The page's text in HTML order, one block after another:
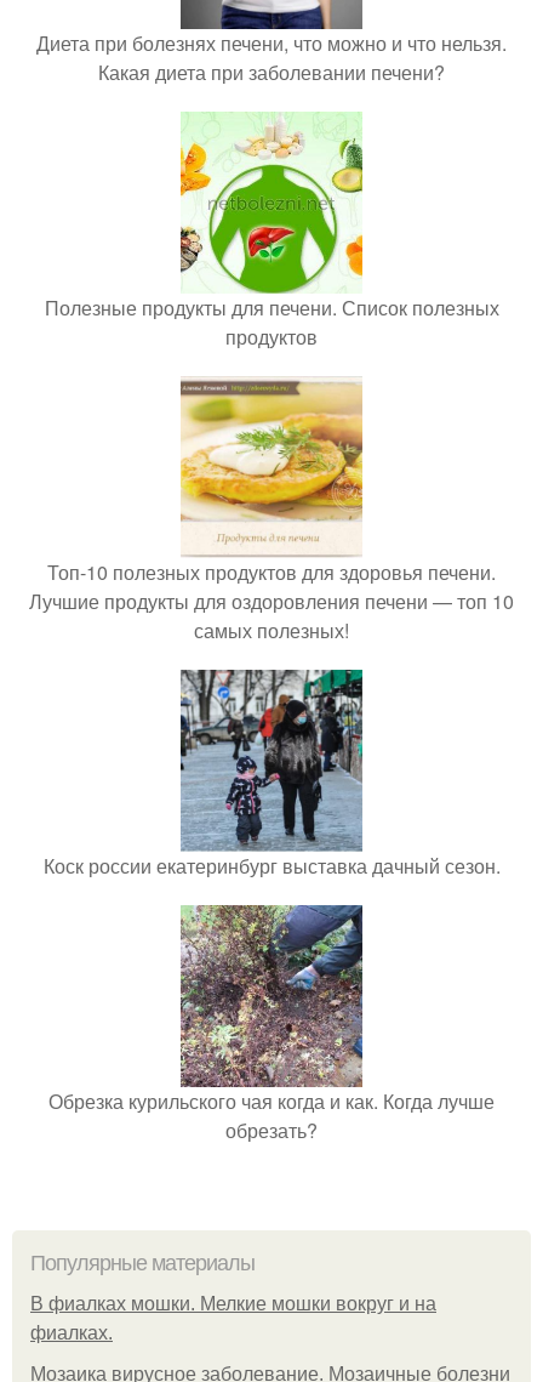
Диета при болезнях печени, что можно и что нельзя.
Какая диета при заболевании печени?
Полезные продукты для печени. Список полезных
продуктов
Топ-10 полезных продуктов для здоровья печени.
Лучшие продукты для оздоровления печени — топ 10
самых полезных!
Коск россии екатеринбург выставка дачный сезон.
Обрезка курильского чая когда и как. Когда лучше
обрезать?
Популярные материалы
В фиалках мошки. Мелкие мошки вокруг и на
фиалках.
Мозаика вирусное заболевание. Мозаичные болезни